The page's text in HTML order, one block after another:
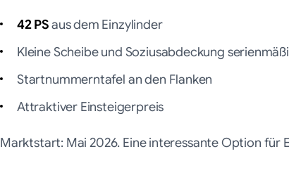
42 PSaus dem Einzylinder
Kleine Scheibe und Soziusabdeckung
Startnummerntafel an den Flanken
Attraktiver Einsteigerpreis
Marktstart: Mai 2026. Eine interessante Option für